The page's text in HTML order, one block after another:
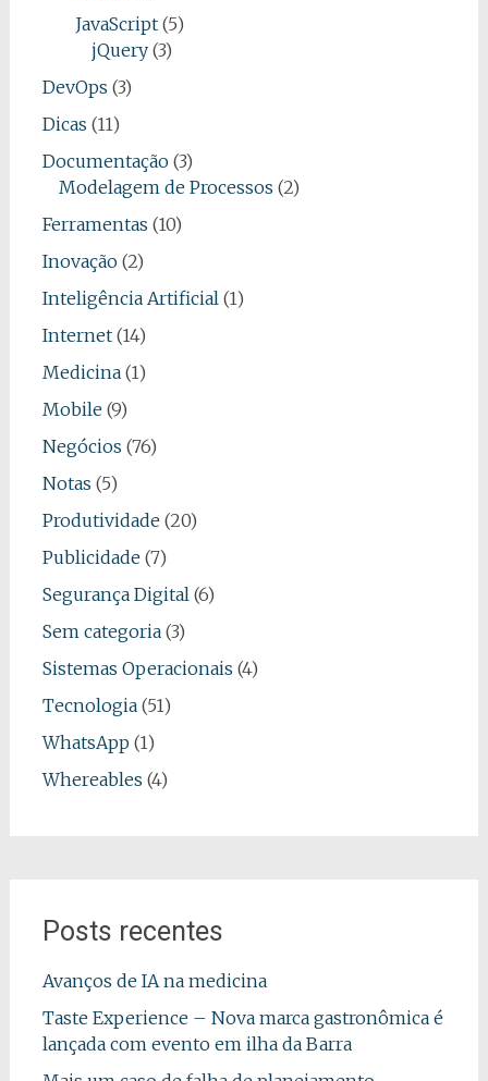
JavaScript(5)
jQuery(3)
DevOps (3)
Dicas (11)
Documentação(3)
Modelagem de Processos (2)
Ferramentas (10)
Inovação(2)
Inteligência Artificial(1)
Internet(14)
Medicina(1)
Mobile (9)
Negócios (76)
Notas (5)
Produtividade (20)
Publicidade (7)
Segurança Digital(6)
Sem categoria(3)
Sistemas Operacionais (4)
Tecnologia(51)
WhatsApp (1)
Whereables (4)
Posts recentes
Avanços de IA na medicina
Taste Experience – Nova marca gastronômica é
lançada com evento em ilha da Barra